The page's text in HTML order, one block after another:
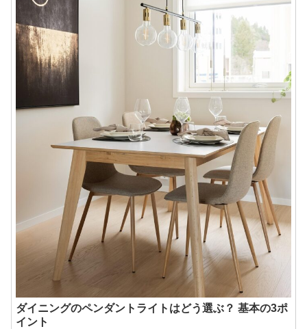
ダイニングのペンダントライトはどう選ぶ？ 基本の3ポ
イント